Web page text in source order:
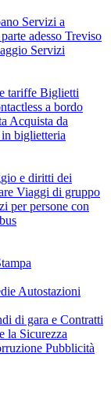
Servizi a
adesso Treviso
Servizi
tariffe Biglietti
a bordo
Acquista da
biglietteria
e diritti dei
Viaggi di gruppo
per persone con
Autostazioni
di gara e Contratti
la Sicurezza
Pubblicità